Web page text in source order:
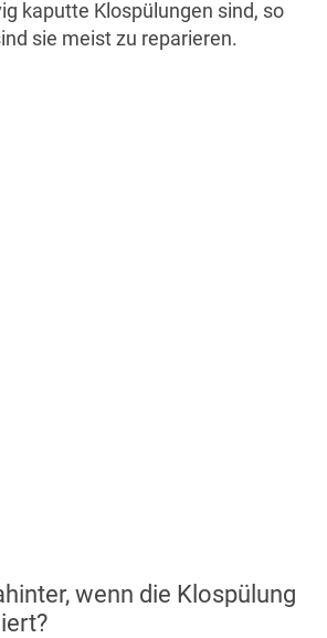
kaputte Klospülungen sind, so
sie meist zu reparieren.
wenn die Klospülung